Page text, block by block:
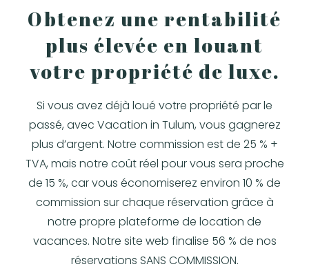
Obtenez une rentabilité
plus élevée en louant
votre propriété de luxe.
Si vous avez déjà loué votre propriété par le
passé, avec Vacation in Tulum, vous gagnerez
plus d’argent. Notre commission est de 25 % +
TVA, mais notre coût réel pour vous sera proche
de 15 %, car vous économiserez environ 10 % de
commission sur chaque réservation grâce à
notre propre plateforme de location de
vacances. Notre site web finalise 56 % de nos
réservations SANS COMMISSION.